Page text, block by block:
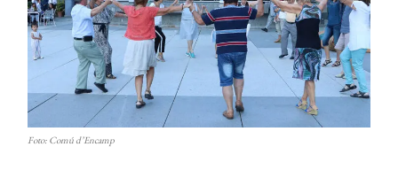
Foto: Comú d’Encamp